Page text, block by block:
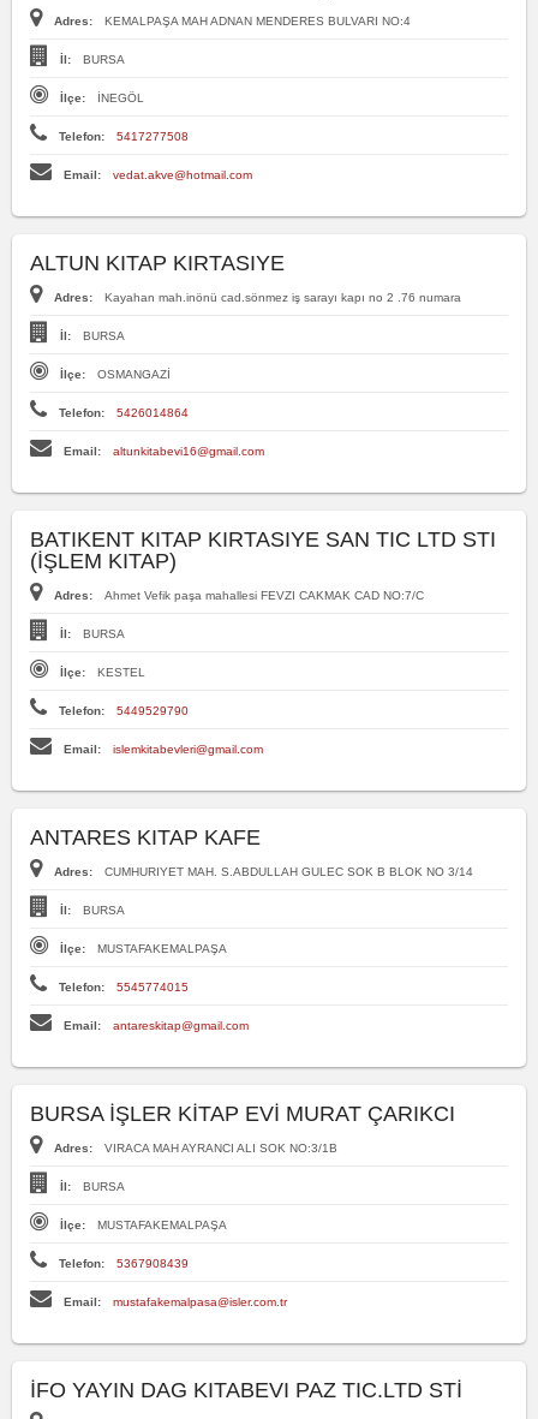
Adres: KEMALPAŞA MAH ADNAN MENDERES BULVARI NO:4
İl: BURSA
İlçe: İNEGÖL
Telefon: 5417277508
Email: vedat.akve@hotmail.com
ALTUN KITAP KIRTASIYE
Adres: Kayahan mah.inönü cad.sönmez iş sarayı kapı no 2 .76 numara
İl: BURSA
İlçe: OSMANGAZİ
Telefon: 5426014864
Email: altunkitabevi16@gmail.com
BATIKENT KITAP KIRTASIYE SAN TIC LTD STI
(İŞLEM KITAP)
Adres: Ahmet Vefik paşa mahallesi FEVZI CAKMAK CAD NO:7/C
İl: BURSA
İlçe: KESTEL
Telefon: 5449529790
Email: islemkitabevleri@gmail.com
ANTARES KITAP KAFE
Adres: CUMHURIYET MAH. S.ABDULLAH GULEC SOK B BLOK NO 3/14
İl: BURSA
İlçe: MUSTAFAKEMALPAŞA
Telefon: 5545774015
Email: antareskitap@gmail.com
BURSA İŞLER KİTAP EVİ MURAT ÇARIKCI
Adres: VIRACA MAH AYRANCI ALI SOK NO:3/1B
İl: BURSA
İlçe: MUSTAFAKEMALPAŞA
Telefon: 5367908439
Email: mustafakemalpasa@isler.com.tr
İFO YAYIN DAG KITABEVI PAZ TIC.LTD STİ